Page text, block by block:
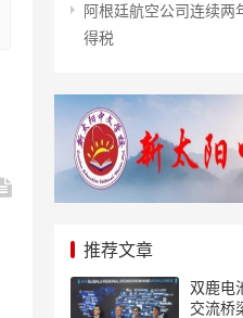
阿根廷航空公司连续两
得税
推荐文章
双鹿电
交流桥